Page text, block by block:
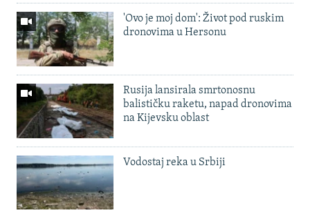
'Ovo je moj dom': Život pod ruskim
dronovima u Hersonu
Rusija lansirala smrtonosnu
balističku raketu, napad dronovima
na Kijevsku oblast
Vodostaj reka u Srbiji